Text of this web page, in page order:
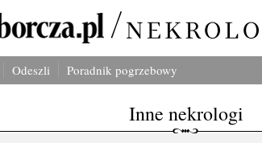
Odeszli Poradnik pogrzebowy
Inne nekrologi